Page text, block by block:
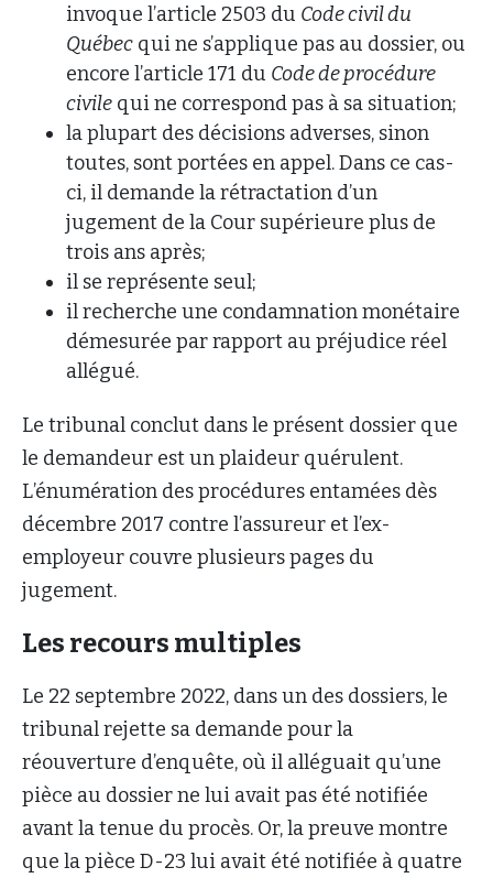
invoque l’article 2503 du Code civil du
Québec qui ne s’applique pas au dossier, ou
encore l’article 171 du Code de procédure
civile qui ne correspond pas à sa situation;
la plupart des décisions adverses, sinon
toutes, sont portées en appel. Dans ce cas-
ci, il demande la rétractation d’un
jugement de la Cour supérieure plus de
trois ans après;
il se représente seul;
il recherche une condamnation monétaire
démesurée par rapport au préjudice réel
allégué.
Le tribunal conclut dans le présent dossier que
le demandeur est un plaideur quérulent.
L’énumération des procédures entamées dès
décembre 2017 contre l’assureur et l’ex-
employeur couvre plusieurs pages du
jugement.
Les recours multiples
Le 22 septembre 2022, dans un des dossiers, le
tribunal rejette sa demande pour la
réouverture d’enquête, où il alléguait qu’une
pièce au dossier ne lui avait pas été notifiée
avant la tenue du procès. Or, la preuve montre
que la pièce D-23 lui avait été notifiée à quatre